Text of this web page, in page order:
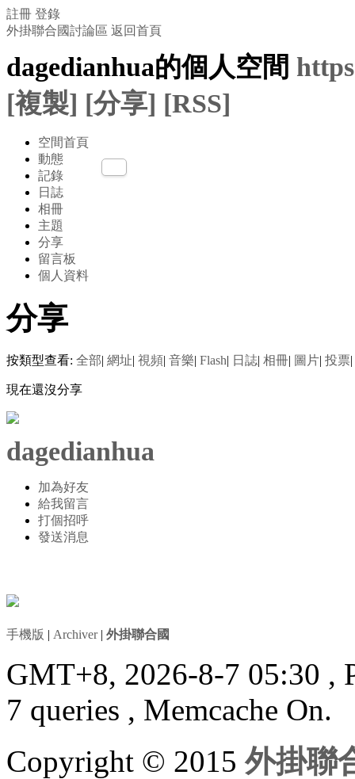
註冊 登錄
外掛聯合國討論區 返回首頁
dagedianhua的個人空間
[複製] [分享] [RSS]
空間首頁
動態
記錄
日誌
相冊
主題
分享
留言板
個人資料
分享
按類型查看: 全部| 網址| 視頻| 音樂| Flash| 日誌| 相冊| 圖片| 投票|
現在還沒分享
dagedianhua
加為好友
給我留言
打個招呼
發送消息
手機版 | Archiver| 外掛聯合國
GMT+8, 2026-8-7 05:30 ,
7 queries , Memcache On.
Copyright © 2015外掛聯